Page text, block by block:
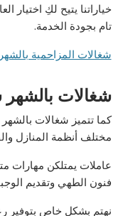
خياراتنا يتيح لكِ اختيار
تام بجودة الخدمة.
شغالات المزاحمية بالشهر
شغالات
كما تتميز شغالات
مختلف أنظمة المنازل
عاملات يمتلكن مهارات
فنون الطهي وتقديم
نهتم بشكل خاص بتوفير